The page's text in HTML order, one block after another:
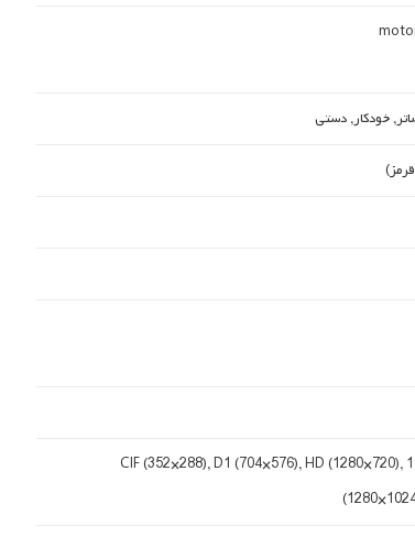
خودکار, دستی
CIF (352×288), D1 (704×576), HD (1280×720),